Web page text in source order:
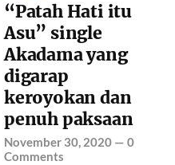
“Patah Hati itu
Asu” single
Akadama yang
digarap
keroyokan dan
penuh paksaan
November 30, 2020 —0
Comments